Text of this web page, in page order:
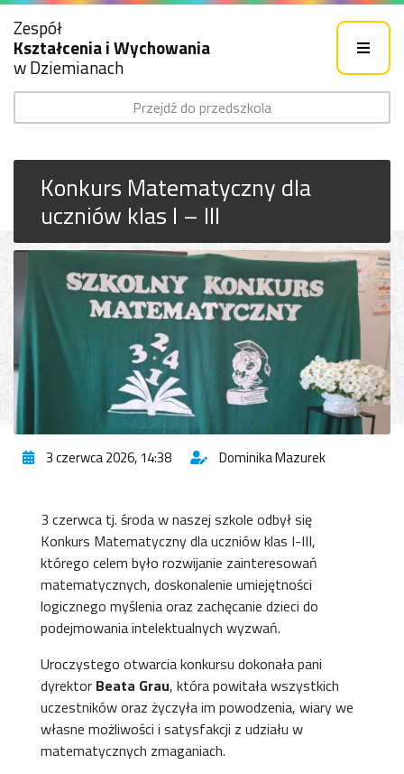
Zespół
Kształcenia i Wychowania
w Dziemianach
Przejdź do przedszkola
Konkurs Matematyczny dla
uczniów klas I – III
3 czerwca 2026, 14:38 Dominika Mazurek
3 czerwca tj. środa w naszej szkole odbył się
Konkurs Matematyczny dla uczniów klas I-III,
którego celem było rozwijanie zainteresowań
matematycznych, doskonalenie umiejętności
logicznego myślenia oraz zachęcanie dzieci do
podejmowania intelektualnych wyzwań.
Uroczystego otwarcia konkursu dokonała pani
dyrektor Beata Grau, która powitała wszystkich
uczestników oraz życzyła im powodzenia, wiary we
własne możliwości i satysfakcji z udziału w
matematycznych zmaganiach.